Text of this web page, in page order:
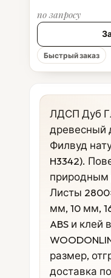
по запросу
Быстрый заказ
ЛДСП Дуб
древесный
Филвуд
H3342).
природным
Листы
мм, 10 мм,
ABS и клей
размер,
доставка